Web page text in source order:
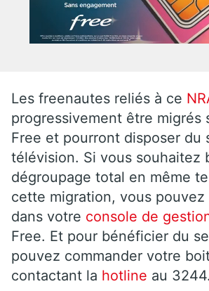
Les freenautes reliés à ce
progressivement être migrés
Free et pourront disposer du
télévision. Si vous souhaitez
dégroupage total en même
cette migration, vous pouvez
dans votre console de
Free. Et pour bénéficier du
pouvez commander votre
contactant la hotline au 3244.